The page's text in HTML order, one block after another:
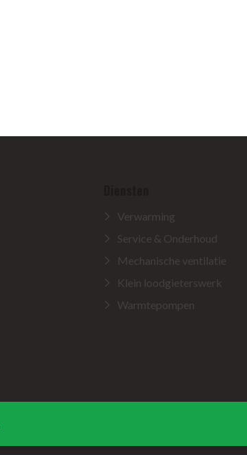
Verwarming
Service & Onderhoud
Mechanische ventilatie
Klein loodgieterswerk
Warmtepompen